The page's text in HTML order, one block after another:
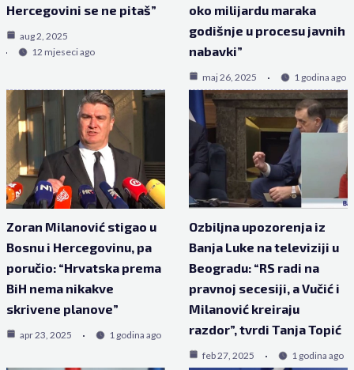
Hercegovini se ne pitaš”
aug 2, 2025
12 mjeseci ago
oko milijardu maraka
godišnje u procesu javnih
nabavki”
maj 26, 2025 1 godina ago
Zoran Milanović stigao u
Bosnu i Hercegovinu, pa
poručio: “Hrvatska prema
BiH nema nikakve
skrivene planove”
apr 23, 2025 1 godina ago
Ozbiljna upozorenja iz
Banja Luke na televiziji u
Beogradu: “RS radi na
pravnoj secesiji, a Vučić i
Milanović kreiraju
razdor”, tvrdi Tanja Topić
feb 27, 2025 1 godina ago